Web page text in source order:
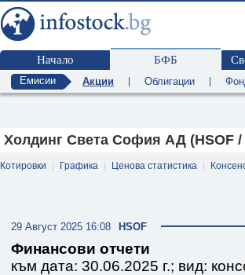
Начало БФБ
Емисии Акции Облигации
Холдинг Света София АД (HSOF /
Котировки Графика Ценова статистика
HSOF
29 Август 2025 16:08
Финансови отчети
към дата: 30.06.2025 г.; вид: